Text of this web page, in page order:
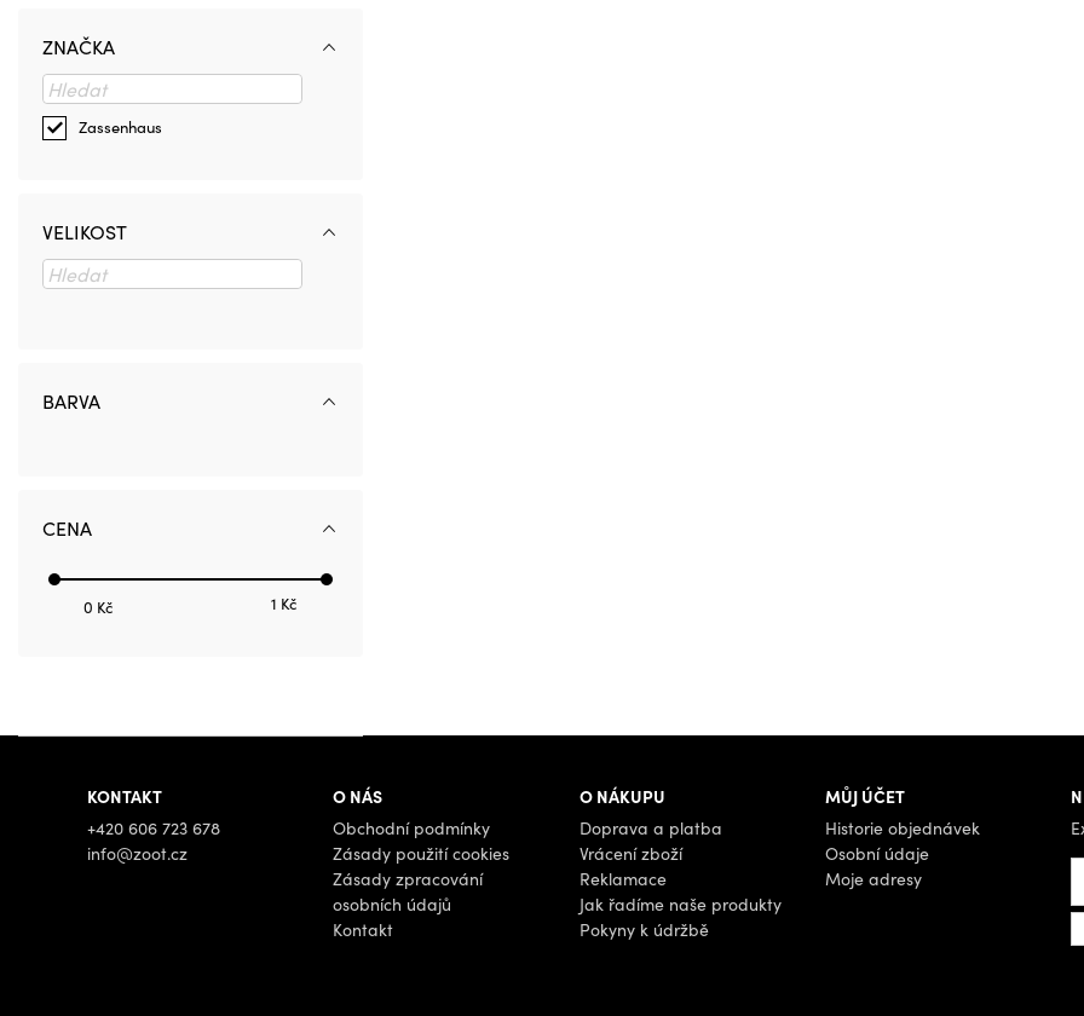
ZNAČKA
Zassenhaus
VELIKOST
BARVA
CENA
0 Kč 1 Kč
KONTAKT
+420 606 723 678
info@zoot.cz
O NÁS
Obchodní podmínky
Zásady použití cookies
Zásady zpracování
osobních údajů
Kontakt
O NÁKUPU
Doprava a platba
Vrácení zboží
Reklamace
Jak řadíme naše produkty
Pokyny k údržbě
MŮJ ÚČET
Historie objednávek
Osobní údaje
Moje adresy